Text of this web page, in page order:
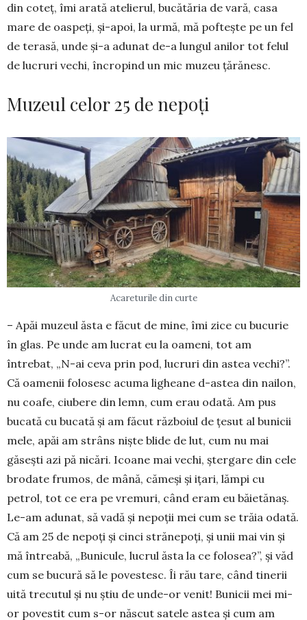
din coteț, îmi arată atelierul, bucătăria de vară, casa
mare de oaspeți, și-apoi, la urmă, mă poftește pe un fel
de terasă, unde și-a adunat de-a lungul anilor tot felul
de lucruri vechi, încropind un mic muzeu țărănesc.
Muzeul celor 25 de nepoți
Acareturile din curte
– Apăi muzeul ăsta e făcut de mine, îmi zice cu bucurie
în glas. Pe unde am lucrat eu la oameni, tot am
întrebat, „N-ai ceva prin pod, lucruri din astea vechi?”.
Că oamenii folosesc acuma lighea­ne d-astea din nailon,
nu coafe, ciubere din lemn, cum erau odată. Am pus
bucată cu bucată și am făcut războiul de țesut al bunicii
mele, apăi am strâns niște blide de lut, cum nu mai
găsești azi pă nicări. Icoane mai vechi, ștergare din cele
brodate frumos, de mână, cămeși și ițari, lămpi cu
petrol, tot ce era pe vremuri, când eram eu băietănaș.
Le-am adunat, să vadă și nepoții mei cum se trăia odată.
Că am 25 de nepoți și cinci strănepoți, și unii mai vin și
mă întreabă, „Bunicule, lucrul ăsta la ce folosea?”, și văd
cum se bucură să le poves­tesc. Îi rău tare, când tinerii
uită trecutul și nu știu de unde-or venit! Bunicii mei mi-
or povestit cum s-or născut satele astea și cum am